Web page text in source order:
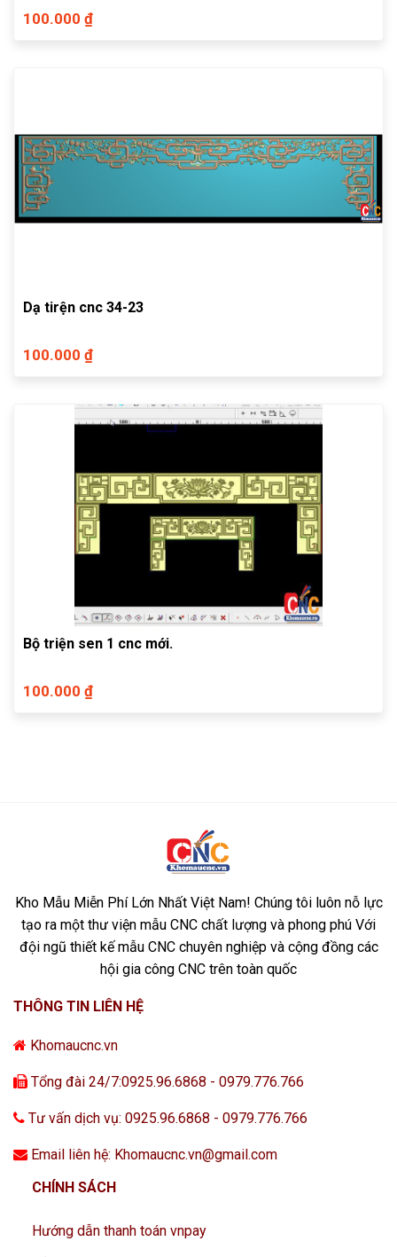
100.000 ₫
Dạ tirện cnc 34-23
100.000 ₫
Bộ triện sen 1 cnc mới.
100.000 ₫
Kho Mẫu Miễn Phí Lớn Nhất Việt Nam! Chúng tôi luôn nỗ lực
tạo ra một thư viện mẫu CNC chất lượng và phong phú Với
đội ngũ thiết kế mẫu CNC chuyên nghiệp và cộng đồng các
hội gia công CNC trên toàn quốc
THÔNG TIN LIÊN HỆ
Khomaucnc.vn
Tổng đài 24/7:0925.96.6868 - 0979.776.766
Tư vấn dịch vụ: 0925.96.6868 - 0979.776.766
Email liên hệ: Khomaucnc.vn@gmail.com
CHÍNH SÁCH
Hướng dẫn thanh toán vnpay